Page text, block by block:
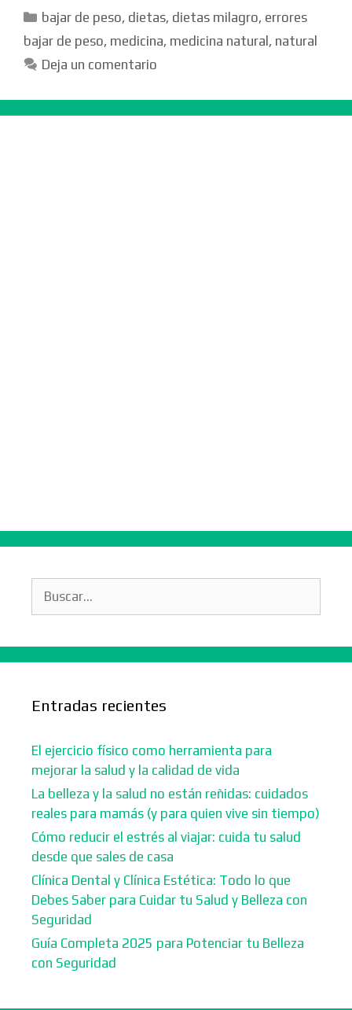
Categorías
bajar de peso, dietas, dietas milagro, errores
bajar de peso, medicina, medicina natural, natural
Deja un comentario
Entradas recientes
El ejercicio físico como herramienta para
mejorar la salud y la calidad de vida
La belleza y la salud no están reñidas: cuidados
reales para mamás (y para quien vive sin tiempo)
Cómo reducir el estrés al viajar: cuida tu salud
desde que sales de casa
Clínica Dental y Clínica Estética: Todo lo que
Debes Saber para Cuidar tu Salud y Belleza con
Seguridad
Guía Completa 2025 para Potenciar tu Belleza
con Seguridad